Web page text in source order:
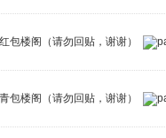
包楼阁（请勿回贴，谢谢）
包楼阁（请勿回贴，谢谢）